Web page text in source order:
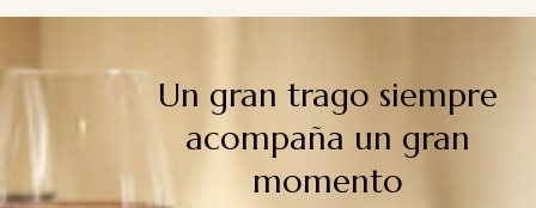
Un gran trago siempre
acompaña un gran
momento